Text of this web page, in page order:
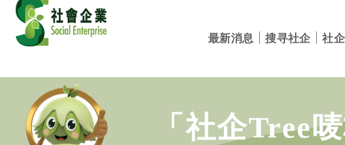
最新消息 搜寻社企 社
「社企Tree